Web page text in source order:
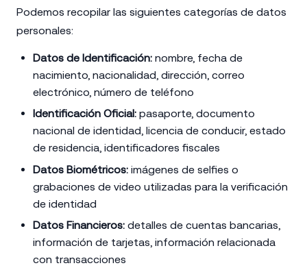
Podemos recopilar las siguientes categorías de datos
personales:
Datos de Identificación: nombre, fecha de
nacimiento, nacionalidad, dirección, correo
electrónico, número de teléfono
Identificación Oficial: pasaporte, documento
nacional de identidad, licencia de conducir, estado
de residencia, identificadores fiscales
Datos Biométricos: imágenes de selfies o
grabaciones de video utilizadas para la verificación
de identidad
Datos Financieros: detalles de cuentas bancarias,
información de tarjetas, información relacionada
con transacciones